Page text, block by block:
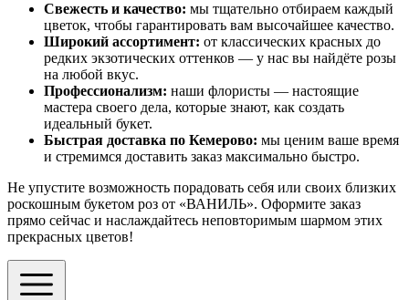
Свежесть и качество: мы тщательно отбираем каждый
цветок, чтобы гарантировать вам высочайшее качество.
Широкий ассортимент: от классических красных до
редких экзотических оттенков — у нас вы найдёте розы
на любой вкус.
Профессионализм: наши флористы — настоящие
мастера своего дела, которые знают, как создать
идеальный букет.
Быстрая доставка по Кемерово: мы ценим ваше время
и стремимся доставить заказ максимально быстро.
Не упустите возможность порадовать себя или своих близких
роскошным букетом роз от «ВАНИЛЬ». Оформите заказ
прямо сейчас и наслаждайтесь неповторимым шармом этих
прекрасных цветов!